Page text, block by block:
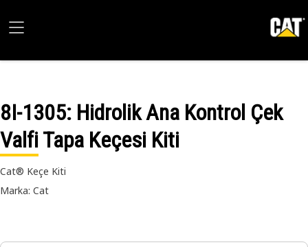
8I-1305: Hidrolik Ana Kontrol Çek
Valfi Tapa Keçesi Kiti
Cat® Keçe Kiti
Marka: Cat